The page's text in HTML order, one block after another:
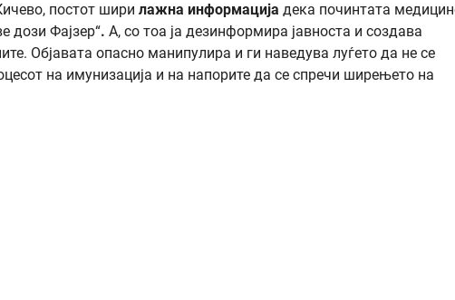
постот шири лажна информација дека починтата
дози Фајзер“. А, со тоа ја дезинформира јавноста и создава
Објавата опасно манипулира и ги наведува луѓето да не се
на имунизација и на напорите да се спречи ширењето на